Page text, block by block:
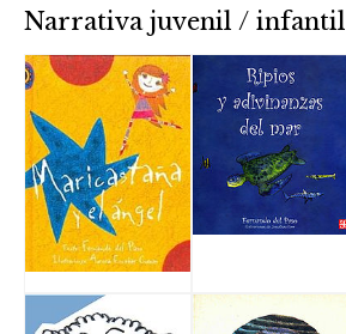
Narrativa juvenil / infantil